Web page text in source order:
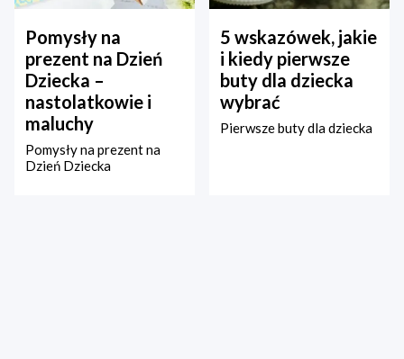
Pomysły na
prezent na Dzień
Dziecka –
nastolatkowie i
maluchy
Pomysły na prezent na
Dzień Dziecka
5 wskazówek, jakie
i kiedy pierwsze
buty dla dziecka
wybrać
Pierwsze buty dla dziecka